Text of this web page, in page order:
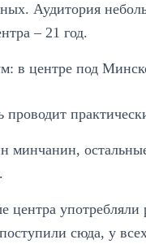
Аудитория
– 21 год.
проводит
минчанин,
центра
сюда, у